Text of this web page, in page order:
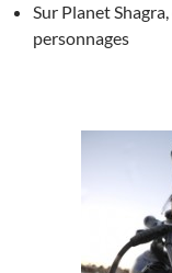
Sur Planet
personnages